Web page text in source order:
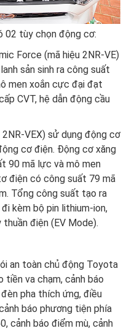
02 tùy chọn động cơ:
Force (mã hiệu 2NR-VE)
sản sinh ra công suất
men xoắn cực đại đạt
CVT, hệ dẫn động cầu
2NR-VEX) sử dụng động cơ
cơ điện. Động cơ xăng
90 mã lực và mô men
điện có công suất 79 mã
Tổng công suất tạo ra
kèm bộ pin lithium-ion,
điện (EV Mode).
an toàn chủ động Toyota
tiền va chạm, cảnh báo
pha thích ứng, điều
báo phương tiện phía
cảnh báo điểm mù, cảnh